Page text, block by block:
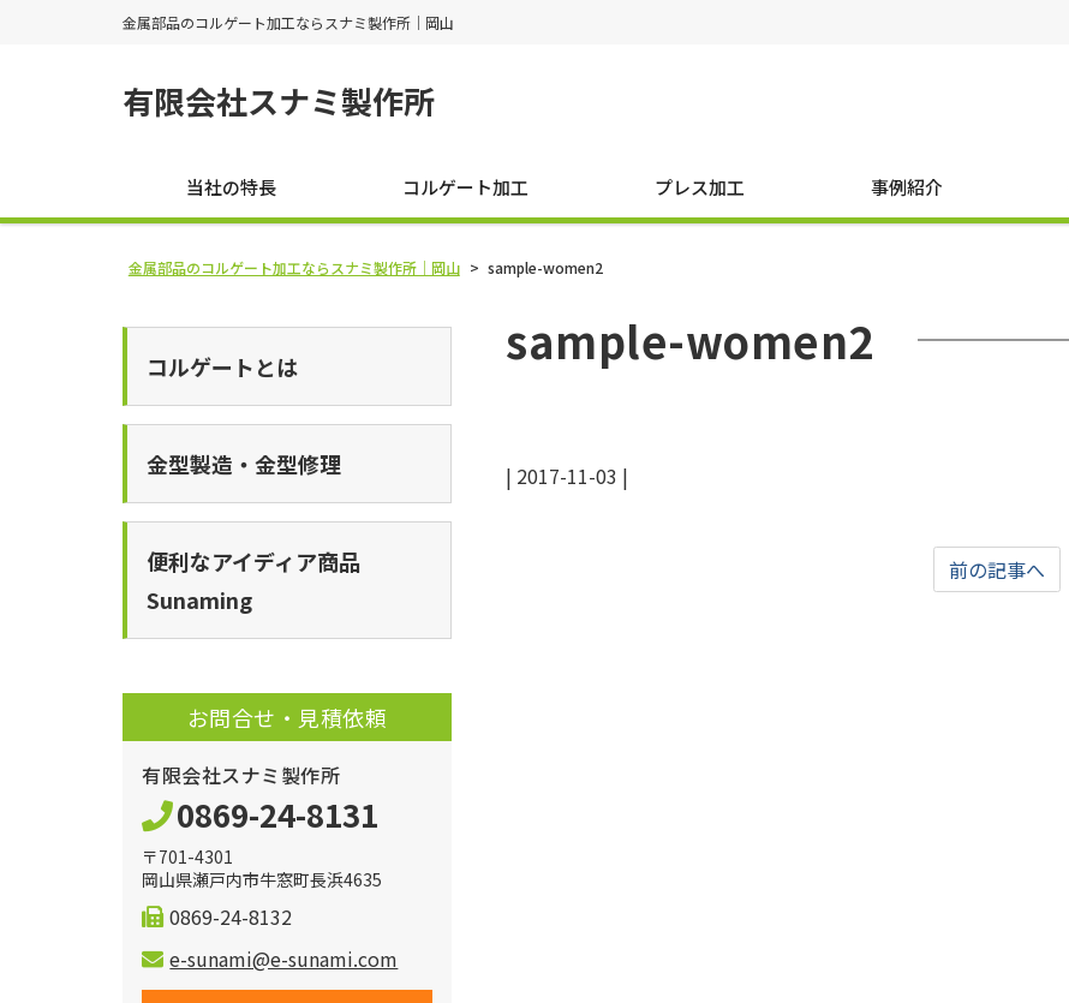
金属部品のコルゲート加工ならスナミ製作所｜岡山
有限会社スナミ製作所
当社の特長 コルゲート加工 プレス加工 事例紹介
金属部品のコルゲート加工ならスナミ製作所｜岡山 > sample-women2
sample-women2
| 2017-11-03 |
前の記事へ
コルゲートとは
金型製造・金型修理
便利なアイディア商品
Sunaming
お問合せ・見積依頼
有限会社スナミ製作所
0869-24-8131
〒701-4301
岡山県瀬戸内市牛窓町長浜4635
0869-24-8132
e-sunami@e-sunami.com